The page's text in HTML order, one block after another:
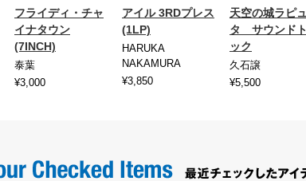
フライディ・チャ
イナタウン
(7INCH)
泰葉
¥3,000
アイル 3RDプレス
(1LP)
HARUKA
NAKAMURA
¥3,850
天空の城ラピュ
タ サウンド
ック
久石譲
¥5,500